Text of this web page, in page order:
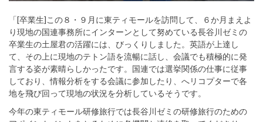
「[卒業生]この８・９月に東ティモールを訪問して、６か月まえよ
り現地の国連事務所にインターンとして努めている長谷川ゼミの
卒業生の土屋君の活躍には、びっくりしました。英語が上達し
て、その上に現地のテトン語を流暢に話し、会議でも積極的に発
言する姿が素晴らしかったです。国連では選挙関係の仕事に従事
しており、情報分析をする会議に参加したり、へリコプターで各
地を飛び回って現地の状況を分析しているそうです。
今年の東ティモール研修旅行では長谷川ゼミの研修旅行のための